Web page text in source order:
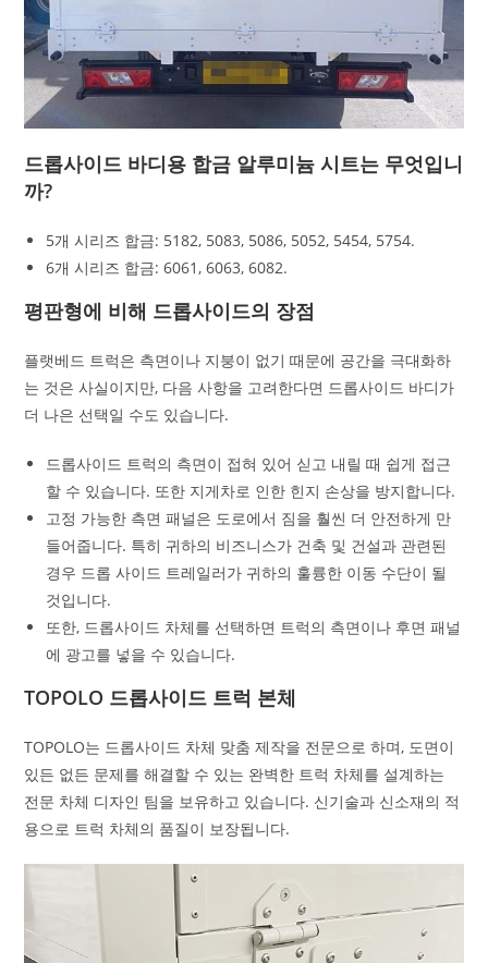
드롭사이드 바디용 합금 알루미늄 시트는 무엇입니
까?
5개 시리즈 합금: 5182, 5083, 5086, 5052, 5454, 5754.
6개 시리즈 합금: 6061, 6063, 6082.
평판형에 비해 드롭사이드의 장점
플랫베드 트럭은 측면이나 지붕이 없기 때문에 공간을 극대화하
는 것은 사실이지만, 다음 사항을 고려한다면 드롭사이드 바디가
더 나은 선택일 수도 있습니다.
드롭사이드 트럭의 측면이 접혀 있어 싣고 내릴 때 쉽게 접근
할 수 있습니다. 또한 지게차로 인한 힌지 손상을 방지합니다.
고정 가능한 측면 패널은 도로에서 짐을 훨씬 더 안전하게 만
들어줍니다. 특히 귀하의 비즈니스가 건축 및 건설과 관련된
경우 드롭 사이드 트레일러가 귀하의 훌륭한 이동 수단이 될
것입니다.
또한, 드롭사이드 차체를 선택하면 트럭의 측면이나 후면 패널
에 광고를 넣을 수 있습니다.
TOPOLO 드롭사이드 트럭 본체
TOPOLO는 드롭사이드 차체 맞춤 제작을 전문으로 하며, 도면이
있든 없든 문제를 해결할 수 있는 완벽한 트럭 차체를 설계하는
전문 차체 디자인 팀을 보유하고 있습니다. 신기술과 신소재의 적
용으로 트럭 차체의 품질이 보장됩니다.